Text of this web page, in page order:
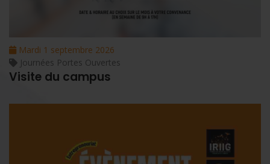
Mardi 1 septembre 2026
Journées Portes Ouvertes
Visite du campus